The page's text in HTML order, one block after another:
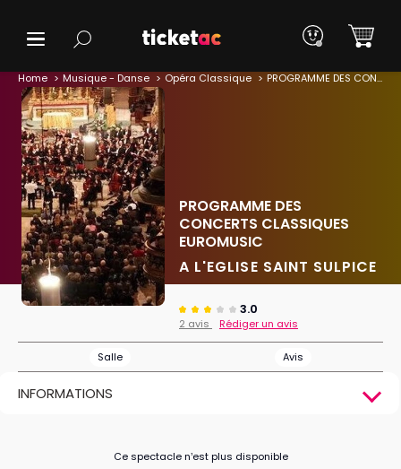
Home Musique - Danse Opéra Classique PROGRAMME DES CONCERTS CLASSIQUES EUROMUSIC
PROGRAMME DES
CONCERTS CLASSIQUES
EUROMUSIC
A L'EGLISE SAINT SULPICE
3.0
2 avis Rédiger un avis
Salle Avis
INFORMATIONS
Ce spectacle n’est plus disponible